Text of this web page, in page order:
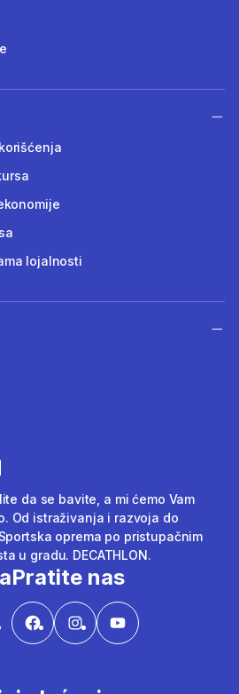
lojalnosti
da se bavite, a mi ćemo Vam
Od istraživanja i razvoja do
oprema po pristupačnim
u gradu. DECATHLON.
Pratite nas